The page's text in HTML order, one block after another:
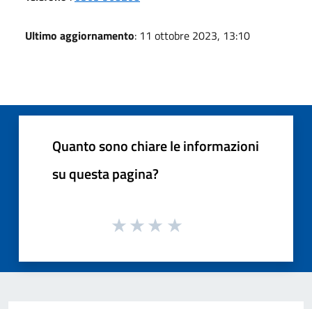
Ultimo aggiornamento: 11 ottobre 2023, 13:10
Quanto sono chiare le informazioni
su questa pagina?